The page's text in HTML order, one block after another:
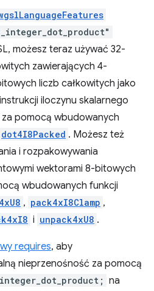
możesz teraz używać 32-
zawierających 4-
liczb całkowitych jako
iloczynu skalarnego
pomocą wbudowanych
dot4I8Packed . Możesz też
i rozpakowywania
wektorami 8-bitowych
wbudowanych funkcji
, pack4xI8Clamp ,
i unpack4xU8 .
requires, aby
nieprzenośność za pomocą
na